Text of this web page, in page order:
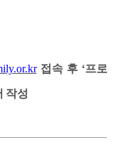
접속 후 ‘프로
작성